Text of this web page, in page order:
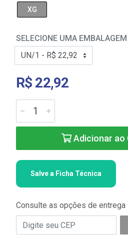
XG
SELECIONE UMA EMBALAGEM
R$ 22,92
Adicionar ao
Salve a Ficha Técnica
Consulte as opções de entrega